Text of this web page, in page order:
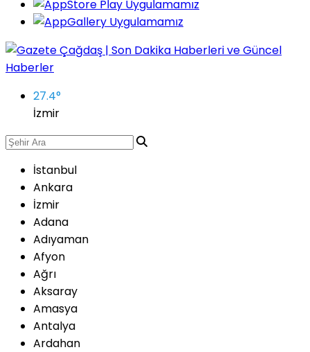
27.4°
İzmir
İstanbul
Ankara
İzmir
Adana
Adıyaman
Afyon
Ağrı
Aksaray
Amasya
Antalya
Ardahan